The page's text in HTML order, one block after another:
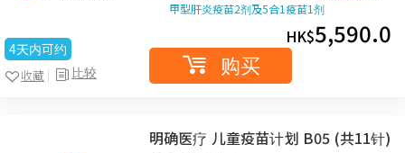
4天内可约
比较
收藏
甲型肝炎疫苗2剂及5合1疫苗1剂
HK$5,590.0
购买
明确医疗 儿童疫苗计划 B05 (共11针)